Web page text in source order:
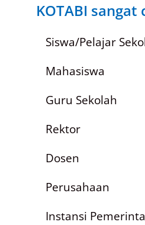
KOTABI
Siswa/Pelajar
Mahasiswa
Guru Sekolah
Rektor
Dosen
Perusahaan
Instansi